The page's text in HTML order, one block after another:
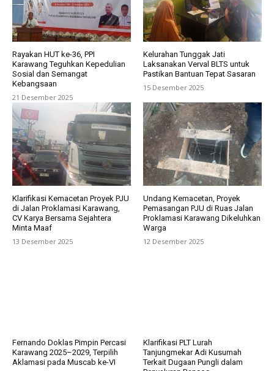
Rayakan HUT ke-36, PPI
Karawang Teguhkan Kepedulian
Sosial dan Semangat
Kebangsaan
21 Desember 2025
Kelurahan Tunggak Jati
Laksanakan Verval BLTS untuk
Pastikan Bantuan Tepat Sasaran
15 Desember 2025
Klarifikasi Kemacetan Proyek PJU
di Jalan Proklamasi Karawang,
CV Karya Bersama Sejahtera
Minta Maaf
13 Desember 2025
Undang Kemacetan, Proyek
Pemasangan PJU di Ruas Jalan
Proklamasi Karawang Dikeluhkan
Warga
12 Desember 2025
Fernando Doklas Pimpin Percasi
Karawang 2025–2029, Terpilih
Aklamasi pada Muscab ke-VI
Klarifikasi PLT Lurah
Tanjungmekar Adi Kusumah
Terkait Dugaan Pungli dalam